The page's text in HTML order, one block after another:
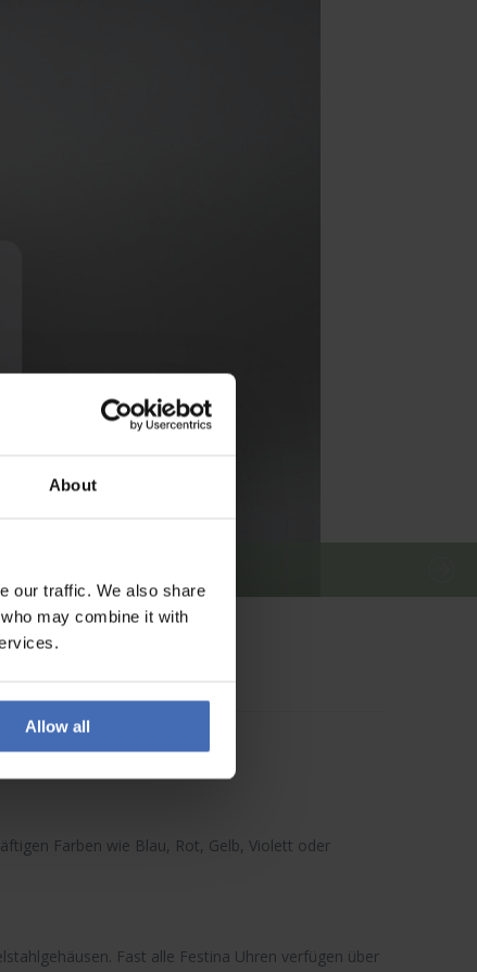
About
our traffic. We also share
may combine it with
Allow all
Farben wie Blau, Rot, Gelb, Violett oder
Fast alle Festina Uhren verfügen über